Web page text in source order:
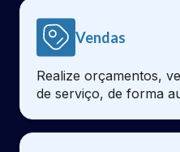
Vendas
Realize orçamentos,
de serviço, de forma